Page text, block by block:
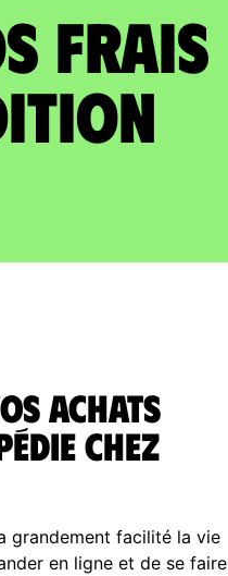
frais
achats
chez
grandement facilité la vie
en ligne et de se faire